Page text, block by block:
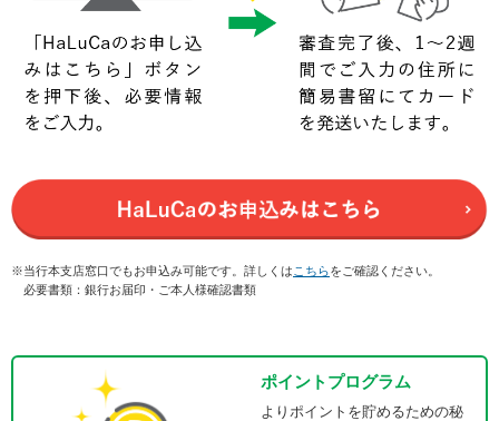
※当行本支店窓口でもお申込み可能です。詳しくは こちらをご確認ください。
必要書類：銀行お届印・ご本人様確認書類
ポイントプログラム
よりポイントを貯めるための秘